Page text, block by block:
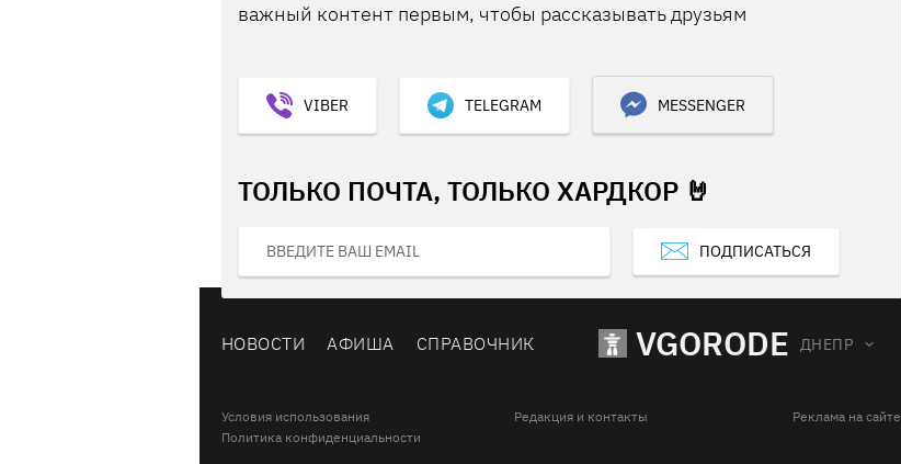
важный контент первым, чтобы рассказывать друзьям
VIBER TELEGRAM MESSENGER
ТОЛЬКО ПОЧТА, ТОЛЬКО ХАРДКОР 🤘
ПОДПИСАТЬСЯ
НОВОСТИ АФИША СПРАВОЧНИК VGORODE ДНЕПР
Условия использования Редакция и контакты
Реклама на сайте
Политика конфиденциальности